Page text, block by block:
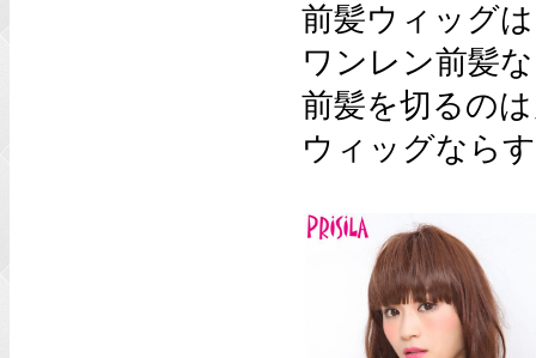
前髪ウィッグ
ワンレン前髪
前髪を切るの
ウィッグなら